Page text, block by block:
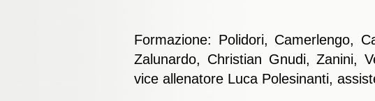
Formazione: Polidori, Camerlengo,
Zalunardo, Christian Gnudi, Zanini,
vice allenatore Luca Polesinanti,